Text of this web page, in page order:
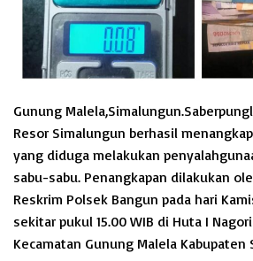
Gunung
Resor Simalungun berhasil
yang diduga melakukan
sabu-sabu. Penangkapan dilakukan
Reskrim Polsek Bangun pada hari
sekitar pukul 15.00 WIB di Huta I
Kecamatan Gunung Malela Kabupaten